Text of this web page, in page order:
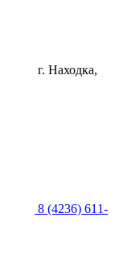
г. Находка,
8 (4236) 611-